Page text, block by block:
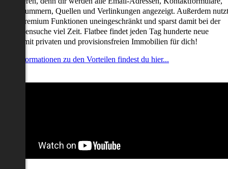
Quellen und Verlinkungen angezeigt. Außerdem nutzt
alle Premium Funktionen uneingeschränkt und sparst damit bei der
viel Zeit. Flatbee findet jeden Tag hunderte neue
mit privaten und provisionsfreien Immobilien für dich!
Informationen zu den Vorteilen findest du hier...